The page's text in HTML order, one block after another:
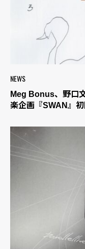
NEWS
Meg Bonus、野口
楽企画『SWAN』